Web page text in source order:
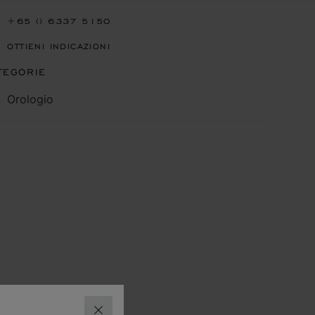
+65 () 6337 5150
OTTIENI INDICAZIONI
Orologio